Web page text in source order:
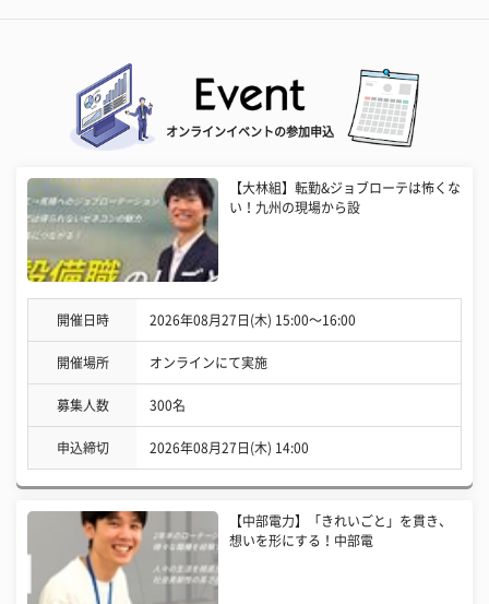
オンラインイベントの参加申込
【大林組】転勤&ジョブローテは怖くな
い！九州の現場から設
開催日時 2026年08月27日(木) 15:00〜16:00
開催場所 オンラインにて実施
募集人数 300名
申込締切 2026年08月27日(木) 14:00
【中部電力】「きれいごと」を貫き、
想いを形にする！中部電